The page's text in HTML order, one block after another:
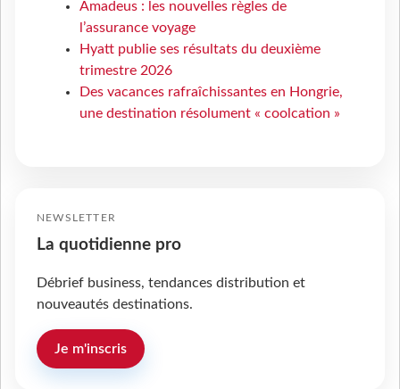
Amadeus : les nouvelles règles de
l’assurance voyage
Hyatt publie ses résultats du deuxième
trimestre 2026
Des vacances rafraîchissantes en Hongrie,
une destination résolument « coolcation »
NEWSLETTER
La quotidienne pro
Débrief business, tendances distribution et
nouveautés destinations.
Je m'inscris